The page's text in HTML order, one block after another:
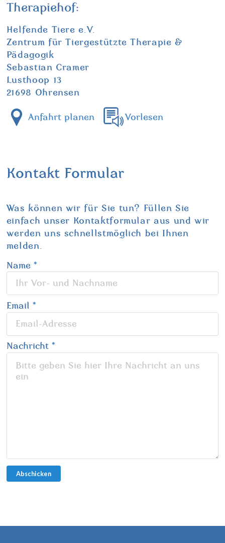
Therapiehof:
Helfende Tiere e.V.
Zentrum für Tiergestützte Therapie &
Pädagogik
Sebastian Cramer
Lusthoop 13
21698 Ohrensen
Anfahrt planen Vorlesen
Kontakt Formular
Was können wir für Sie tun? Füllen Sie
einfach unser Kontaktformular aus und wir
werden uns schnellstmöglich bei Ihnen
melden.
Name *
Email *
Nachricht *
Abschicken